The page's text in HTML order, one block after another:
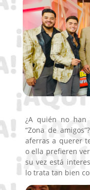
¿A quién no han
“Zona de
aferras a querer
o ella prefieren
su vez está
lo trata tan bien